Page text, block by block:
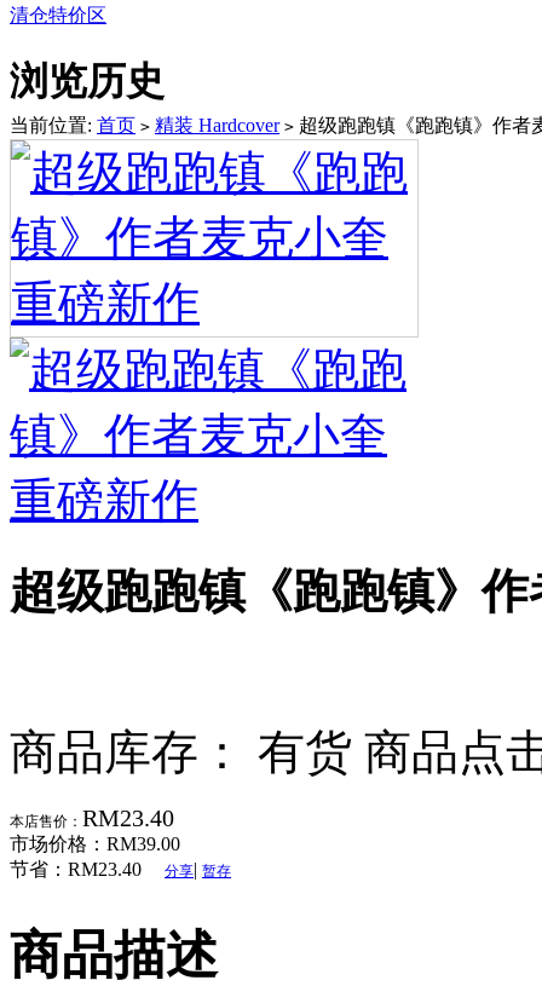
清仓特价区
浏览历史
当前位置: 首页 > 精装 Hardcover > 超级跑跑镇《跑跑镇》作者
超级跑跑镇《跑跑镇》
商品库存： 有货 商品点
本店售价： RM23.40
市场价格： RM39.00
节省： RM23.40 分享| 暂存
商品描述